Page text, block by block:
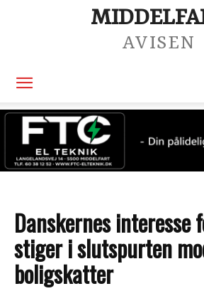
AVISEN
Danskernes interesse
stiger i slutspurten
boligskatter